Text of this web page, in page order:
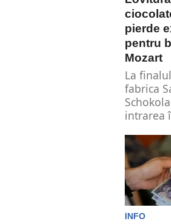
pierde
pentru
Mozart
La
fabrica
intrarea
INFO